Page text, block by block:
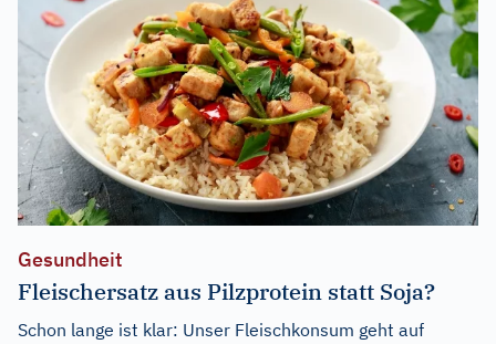
Gesundheit
Fleischersatz aus Pilzprotein statt Soja?
Schon lange ist klar: Unser Fleischkonsum geht auf